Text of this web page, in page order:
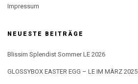
Impressum
NEUESTE BEITRÄGE
Blissim Splendist Sommer LE 2026
GLOSSYBOX EASTER EGG – LE IM MÄRZ 2025